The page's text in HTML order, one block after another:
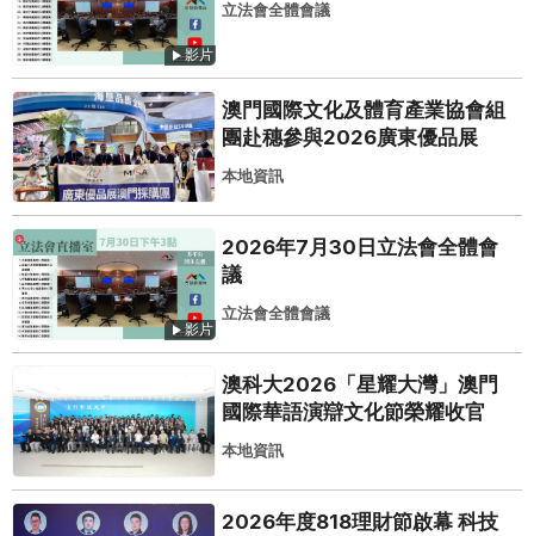
影片
立法會全體會議
澳門國際文化及體育產業協會組
團赴穗參與2026廣東優品展
本地資訊
影片
2026年7月30日立法會全體會
議
立法會全體會議
澳科大2026「星耀大灣」澳門
國際華語演辯文化節榮耀收官
本地資訊
2026年度818理財節啟幕 科技